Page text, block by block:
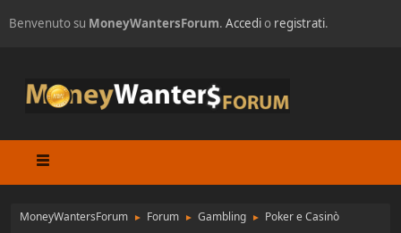
Benvenuto su MoneyWantersForum. Accedio registrati.
MoneyWantersForum ► Forum ► Gambling ► Poker e Casinò